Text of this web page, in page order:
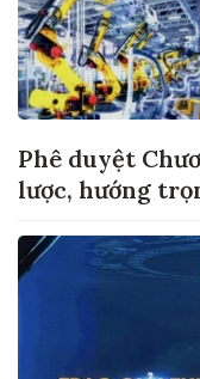
Phê duyệt
lược, hướng